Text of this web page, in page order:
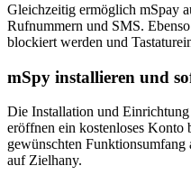
Gleichzeitig ermöglich mSpay
Rufnummern und SMS.
blockiert werden und
mSpy installieren und
Die Installation und
eröffnen ein kostenloses Konto
gewünschten
auf Zielhany.